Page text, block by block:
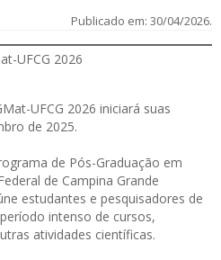
Publicado em: 30/04/2026.
UFCG 2026
UFCG 2026 iniciará suas
de 2025.
de Pós-Graduação em
de Campina Grande
estudantes e pesquisadores de
intenso de cursos,
atividades científicas.